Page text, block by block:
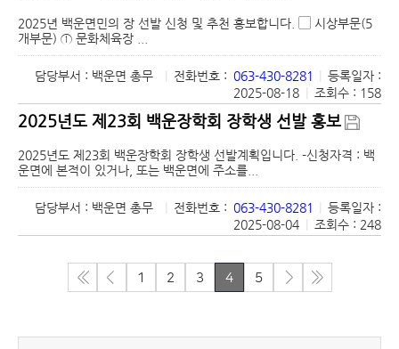
2025년 백운면민의 장 선발 신청 및 추천 홍보합니다. ▢ 시상부문(5
개부문) ① 문화체육장 ...
담당부서 : 백운면 총무 | 전화번호 : 063-430-8281 | 등록일자 :
2025-08-18 | 조회수 : 158
2025년도 제23회 백운장학회 장학생 선발 홍보
2025년도 제23회 백운장학회 장학생 선발계획입니다. -신청자격 : 백
운면에 본적이 있거나, 또는 백운면에 주소를...
담당부서 : 백운면 총무 전화번호 : 063-430-8281
등록일자 :
2025-08-04
조회수 : 248
1 2 3 4 5